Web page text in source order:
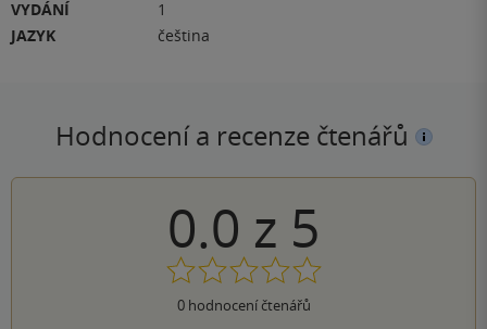
VYDÁNÍ
1
JAZYK
čeština
Hodnocení a recenze čtenářů
0.0 z 5
0hodnocení čtenářů